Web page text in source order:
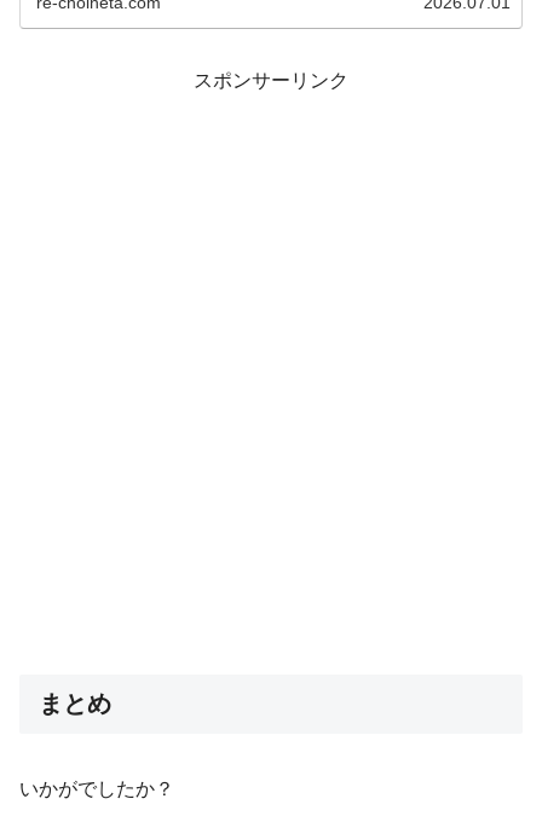
スポンサーリンク
まとめ
いかがでしたか？